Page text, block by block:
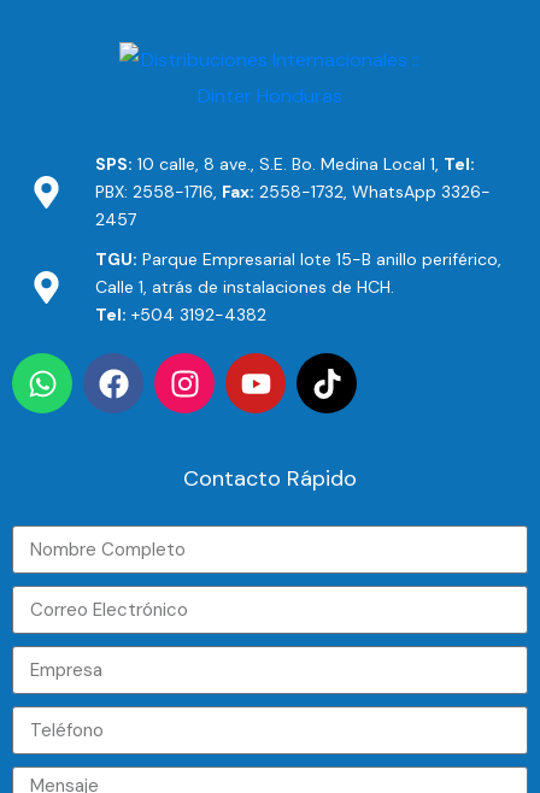
SPS: 10 calle, 8 ave., S.E. Bo. Medina Local 1, Tel:
PBX: 2558-1716, Fax: 2558-1732, WhatsApp 3326-
2457
TGU: Parque Empresarial lote 15-B anillo periférico,
Calle 1, atrás de instalaciones de HCH.
Tel: +504 3192-4382
Contacto Rápido